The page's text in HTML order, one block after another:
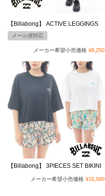
【Billabong】 ACTIVE LEGGINGS
メール便対応
メーカー希望小売価格 ¥8,250
【Billabong】 3PIECES SET BIKINI
メーカー希望小売価格 ¥16,500